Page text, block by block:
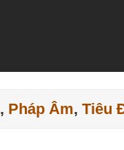
, Pháp Âm, Tiêu